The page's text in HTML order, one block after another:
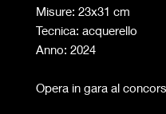
Misure: 23x31 cm
Tecnica: acquerello
Anno: 2024
Opera in gara al